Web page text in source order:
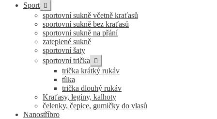
Sport Expand
child
menu
sportovní sukně včetně kraťasů
sportovní sukně bez kraťasů
sportovní sukně na přání
zateplené sukně
sportovní šaty
sportovní trička
Expand
child
menu
trička krátký rukáv
tílka
trička dlouhý rukáv
Kraťasy, legíny, kalhoty
čelenky, čepice, gumičky do vlasů
Nanostříbro